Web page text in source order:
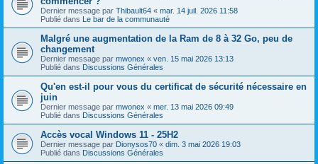
Dernier message par Thibault64 « mar. 14 juil. 2026 11:58
Publié dans Le bar de la communauté
Malgré une augmentation de la Ram de 8 à 32 Go, peu de
changement
Dernier message par mwonex « ven. 15 mai 2026 13:13
Publié dans Discussions Générales
Qu'en est-il pour vous du certificat de sécurité nécessaire en
juin
Dernier message par mwonex « mer. 13 mai 2026 09:49
Publié dans Discussions Générales
Accès vocal Windows 11 - 25H2
Dernier message par Dionysos70 « dim. 3 mai 2026 19:03
Publié dans Discussions Générales